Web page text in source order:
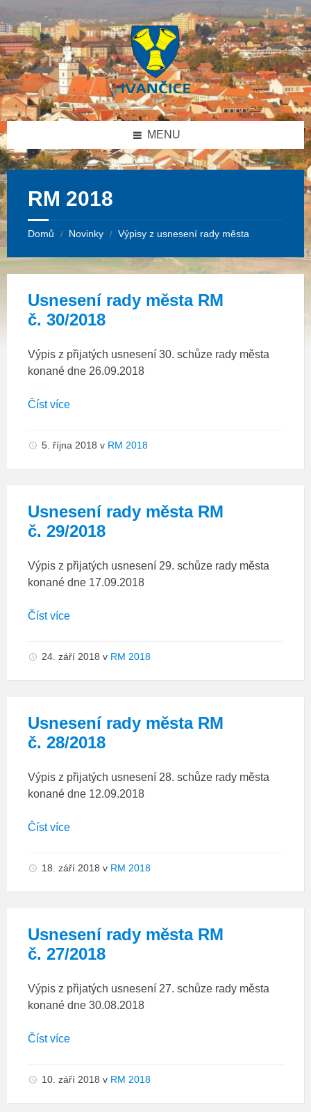
obsah
levý
panel
pravý
panel
patičku
MENU
RM 2018
Domů / Novinky / Výpisy z usnesení rady města
Usnesení rady města RM
č. 30/2018
Výpis z přijatých usnesení 30. schůze rady města
konané dne 26.09.2018
Číst více
5. října 2018 v RM 2018
Usnesení rady města RM
č. 29/2018
Výpis z přijatých usnesení 29. schůze rady města
konané dne 17.09.2018
Číst více
24. září 2018 v RM 2018
Usnesení rady města RM
č. 28/2018
Výpis z přijatých usnesení 28. schůze rady města
konané dne 12.09.2018
Číst více
18. září 2018 v RM 2018
Usnesení rady města RM
č. 27/2018
Výpis z přijatých usnesení 27. schůze rady města
konané dne 30.08.2018
Číst více
10. září 2018 v RM 2018